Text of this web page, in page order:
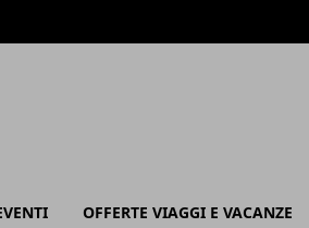
OFFERTE VIAGGI E VACANZE